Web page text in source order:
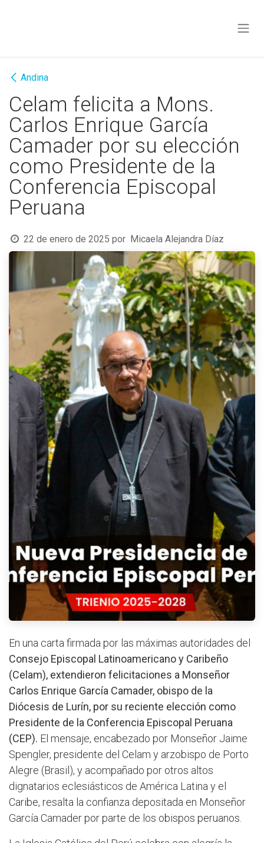
Andina
Celam felicita a Mons.
Carlos Enrique García
Camader por su elección
como Presidente de la
Conferencia Episcopal
Peruana
22 de enero de 2025 por Micaela Alejandra Díaz
En una carta firmada por las máximas autoridades del
Consejo Episcopal Latinoamericano y Caribeño
(Celam), extendieron felicitaciones a Monseñor
Carlos Enrique García Camader, obispo de la
Diócesis de Lurín, por su reciente elección como
Presidente de la Conferencia Episcopal Peruana
(CEP). El mensaje, encabezado por Monseñor Jaime
Spengler, presidente del Celam y arzobispo de Porto
Alegre (Brasil), y acompañado por otros altos
dignatarios eclesiásticos de América Latina y el
Caribe, resalta la confianza depositada en Monseñor
García Camader por parte de los obispos peruanos.